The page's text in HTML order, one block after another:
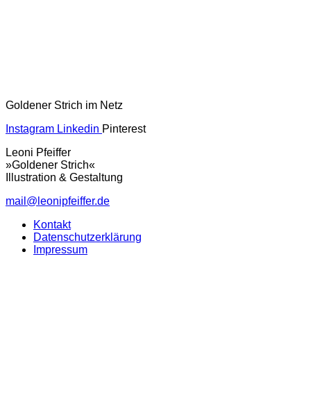
Goldener Strich im Netz
Instagram Linkedin Pinterest
Leoni Pfeiffer
»Goldener Strich«
Illustration & Gestaltung
mail@leonipfeiffer.de
Kontakt
Datenschutzerklärung
Impressum